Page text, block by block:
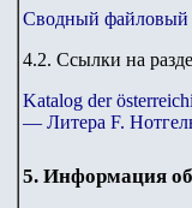
Сводный файловый
4.2. Ссылки на
Katalog der
— Литера F.
5. Информация